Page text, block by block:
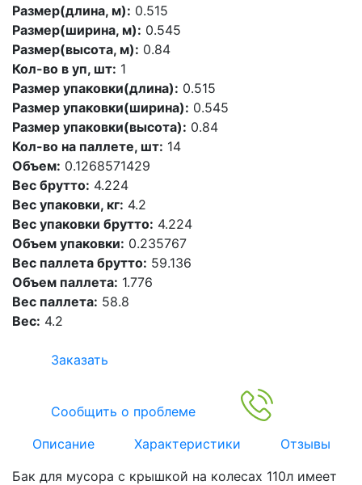
Размер(длина, м): 0.515
Размер(ширина, м): 0.545
Размер(высота, м): 0.84
Кол-во в уп, шт: 1
Размер упаковки(длина): 0.515
Размер упаковки(ширина): 0.545
Размер упаковки(высота): 0.84
Кол-во на паллете, шт: 14
Объем: 0.1268571429
Вес брутто: 4.224
Вес упаковки, кг: 4.2
Вес упаковки брутто: 4.224
Объем упаковки: 0.235767
Вес паллета брутто: 59.136
Объем паллета: 1.776
Вес паллета: 58.8
Вес: 4.2
Заказать
Сообщить о проблеме
Описание
Характеристики
Отзывы
Бак для мусора с крышкой на колесах 110л имеет